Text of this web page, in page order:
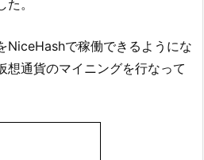
。
NiceHashで稼働できるようにな
想通貨のマイニングを行なって